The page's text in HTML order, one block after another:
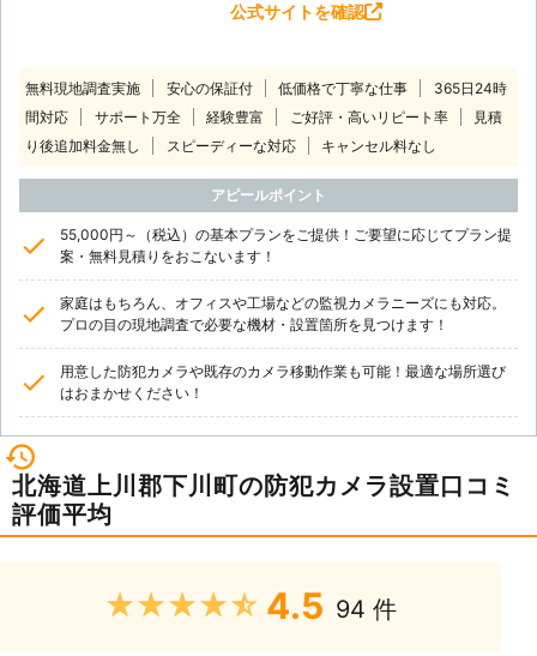
公式サイトを確認
無料現地調査実施 安心の保証付 低価格で丁寧な仕事
365日24時
間対応
サポート万全 経験豊富 ご好評・高いリピート率
見積
り後追加料金無し
スピーディーな対応 キャンセル料なし
アピールポイント
55,000円～（税込）の基本プランをご提供！ご要望に応じてプラン提
案・無料見積りをおこないます！
家庭はもちろん、オフィスや工場などの監視カメラニーズにも対応。
プロの目の現地調査で必要な機材・設置箇所を見つけます！
用意した防犯カメラや既存のカメラ移動作業も可能！最適な場所選び
はおまかせください！
北海道上川郡下川町の防犯カメラ設置口コミ
評価平均
★★★★★ 4.5 94 件